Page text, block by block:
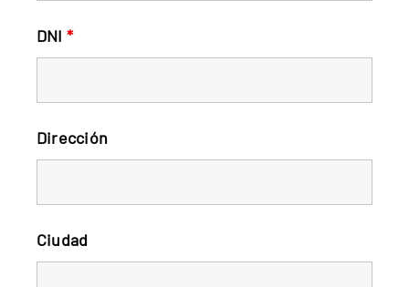
DNI *
Dirección
Ciudad